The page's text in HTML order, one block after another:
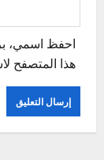
احفظ اسمي،
هذا المتصفح